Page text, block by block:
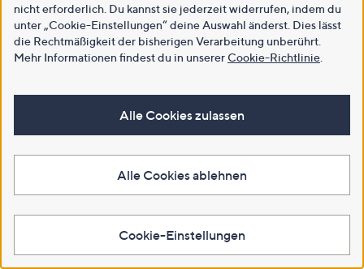
nicht erforderlich. Du kannst sie jederzeit widerrufen, indem du
unter „Cookie-Einstellungen“ deine Auswahl änderst. Dies lässt
die Rechtmäßigkeit der bisherigen Verarbeitung unberührt.
Mehr Informationen findest du in unsererCookie-Richtlinie
Alle Cookies zulassen
Alle Cookies ablehnen
Cookie-Einstellungen